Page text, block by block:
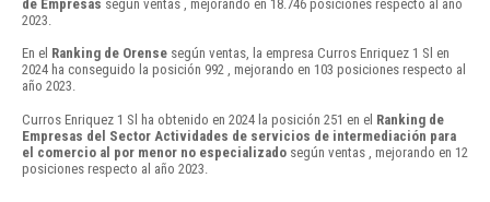
de Empresas según ventas , mejorando en 18.746 posiciones respecto al año
2023.
En el Ranking de Orense según ventas, la empresa Curros Enriquez 1 Sl en
2024 ha conseguido la posición 992 , mejorando en 103 posiciones respecto al
año 2023.
Curros Enriquez 1 Sl ha obtenido en 2024 la posición 251 en el Ranking de
Empresas del Sector Actividades de servicios de intermediación para
el comercio al por menor no especializado según ventas , mejorando en 12
posiciones respecto al año 2023.